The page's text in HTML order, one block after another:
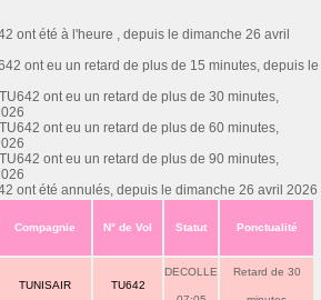
ont été à l'heure , depuis le dimanche 26 avril
ont eu un retard de plus de 15 minutes, depuis le
ont eu un retard de plus de 30 minutes,
ont eu un retard de plus de 60 minutes,
ont eu un retard de plus de 90 minutes,
ont été annulés, depuis le dimanche 26 avril 2026
Compagnie N° de Vol Statut Ponctualité
TUNISAIR TU642
DECOLLE Retard de 30